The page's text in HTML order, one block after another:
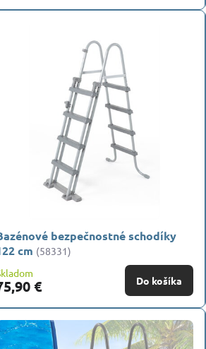
bezpečnostné schodíky
cm (58331)
€ Do košíka